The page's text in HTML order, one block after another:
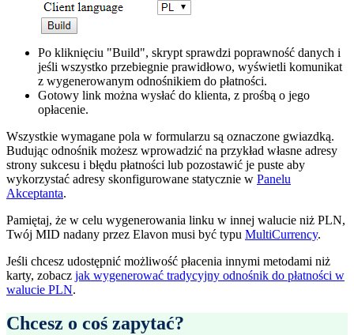
Po kliknięciu "Build", skrypt sprawdzi poprawność danych i
jeśli wszystko przebiegnie prawidłowo, wyświetli komunikat
z wygenerowanym odnośnikiem do płatności.
Gotowy link można wysłać do klienta, z prośbą o jego
opłacenie.
Wszystkie wymagane pola w formularzu są oznaczone gwiazdką.
Budując odnośnik możesz wprowadzić na przykład własne adresy
strony sukcesu i błędu płatności lub pozostawić je puste aby
wykorzystać adresy skonfigurowane statycznie w Panelu
Akceptanta.
Pamiętaj, że w celu wygenerowania linku w innej walucie niż PLN,
Twój MID nadany przez Elavon musi być typu MultiCurrency.
Jeśli chcesz udostępnić możliwość płacenia innymi metodami niż
karty, zobacz jak wygenerować tradycyjny odnośnik do płatności w
walucie PLN.
Chcesz o coś zapytać?